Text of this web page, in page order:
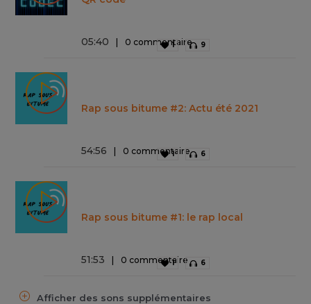
05:40 0 commentaire
1 9
Rap sous bitume #2: Actu été 2021
54:56 0 commentaire
1 6
Rap sous bitume #1: le rap local
51:53 0 commentaire
1 6
Afficher des sons supplémentaires